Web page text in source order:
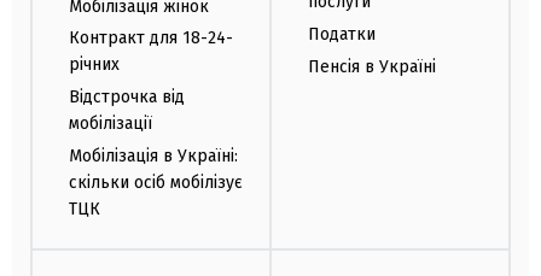
Мобілізація жінок
Контракт для 18-24-
річних
Відстрочка від
мобілізації
Мобілізація в Україні:
скільки осіб мобілізує
ТЦК
Податки
Пенсія в Україні